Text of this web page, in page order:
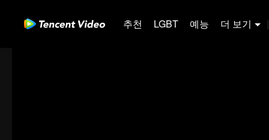
추천 LGBT 예능 더 보기 |